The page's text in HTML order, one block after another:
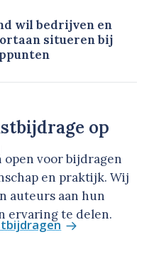
wil bedrijven en
situeren bij
op
open voor bijdragen
en praktijk. Wij
auteurs aan hun
ervaring te delen.